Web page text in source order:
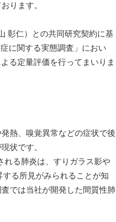
ります。
彰仁）との共同研究契約に基
に関する実態調査」におい
る定量評価を行ってまいりま
熱、嗅覚異常などの症状で後
状です。
れる肺炎は、すりガラス影や
る所見がみられることが知
では当社が開発した間質性肺